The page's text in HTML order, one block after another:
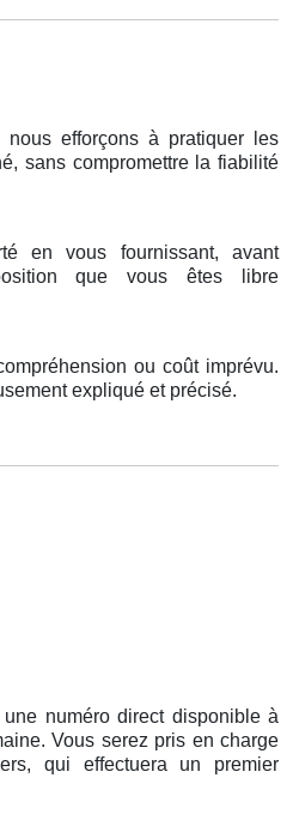
efforçons à pratiquer les
sans compromettre la fiabilité
en vous fournissant, avant
que vous êtes libre
ou coût imprévu.
expliqué et précisé.
numéro direct disponible à
Vous serez pris en charge
qui effectuera un premier